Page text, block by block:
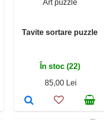
Art puzzle
Tavite sortare puzzle
În stoc (22)
85,00 Lei